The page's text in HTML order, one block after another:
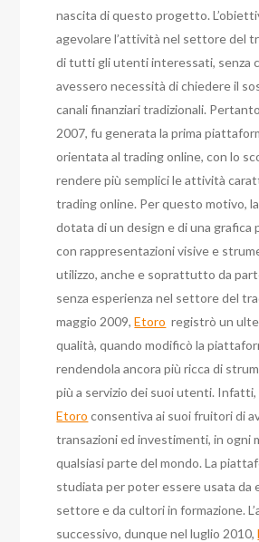
nascita di questo progetto.
agevolare l’attività nel settore del
di tutti gli utenti interessati, senza
avessero necessità di chiedere il
canali finanziari tradizionali.
2007, fu generata la prima
orientata al trading online, con lo
rendere più semplici le attività
trading online. Per questo motivo,
dotata di un design e di una grafica
con rappresentazioni visive e
utilizzo, anche e soprattutto da
senza esperienza nel settore del
maggio 2009,Etoro registrò un
qualità, quando modificò la
rendendola ancora più ricca di
più a servizio dei suoi utenti.
Etoro consentiva ai suoi fruitori di
transazioni ed investimenti, in ogni
qualsiasi parte del mondo. La
studiata per poter essere usata da
settore e da cultori in formazione.
successivo, dunque nel luglio 2010,